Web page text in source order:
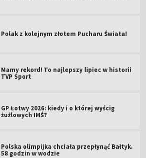
Polak z kolejnym złotem Pucharu Świata!
Mamy rekord! To najlepszy lipiec w historii
TVP Sport
GP Łotwy 2026: kiedy i o której wyścig
żużlowych IMŚ?
Polska olimpijka chciała przepłynąć Bałtyk.
58 godzin w wodzie